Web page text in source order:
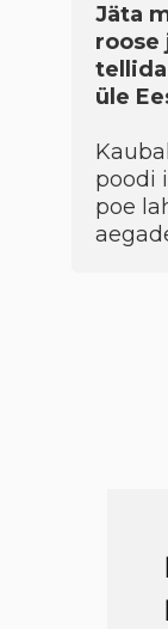
Jäta
üle
poodi
poe